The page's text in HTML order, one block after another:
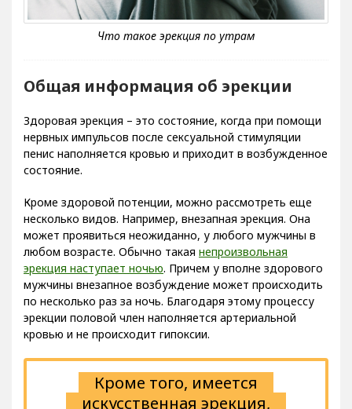
Общая информация об эрекции
Здоровая эрекция – это состояние, когда при помощи
нервных импульсов после сексуальной стимуляции
пенис наполняется кровью и приходит в возбужденное
состояние.
Кроме здоровой потенции, можно рассмотреть еще
несколько видов. Например, внезапная эрекция. Она
может проявиться неожиданно, у любого мужчины в
любом возрасте. Обычно такая непроизвольная
эрекция наступает ночью. Причем у вполне здорового
мужчины внезапное возбуждение может происходить
по несколько раз за ночь. Благодаря этому процессу
эрекции половой член наполняется артериальной
кровью и не происходит гипоксии.
Кроме того, имеется
искусственная эрекция,